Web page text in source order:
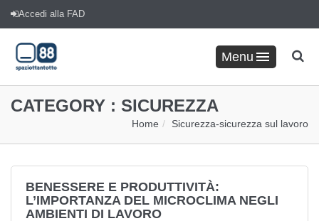
Accedi alla FAD
Menu
CATEGORY : SICUREZZA
Home Sicurezza-sicurezza sul lavoro
BENESSERE E PRODUTTIVITÀ:
L’IMPORTANZA DEL MICROCLIMA NEGLI
AMBIENTI DI LAVORO